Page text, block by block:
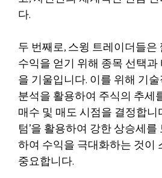
다.
두 번째로, 스윙 트레이더들은
수익을 얻기 위해 종목 선택
을 기울입니다. 이를 위해 기
분석을 활용하여 주식의 추세
매수 및 매도 시점을 결정합니
텀’을 활용하여 강한 상승세
하여 수익을 극대화하는 것이
중요합니다.